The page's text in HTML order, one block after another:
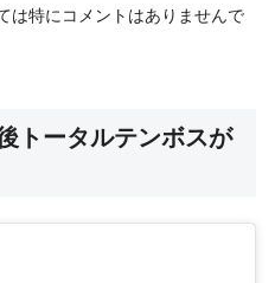
は特にコメントはありませんで
トータルテンボスが